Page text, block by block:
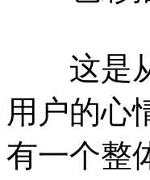
这是从
用户的心
有一个整